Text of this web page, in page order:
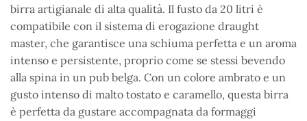
birra artigianale di alta qualità. Il fusto da 20 litri è
compatibile con il sistema di erogazione draught
master, che garantisce una schiuma perfetta e un aroma
intenso e persistente, proprio come se stessi bevendo
alla spina in un pub belga. Con un colore ambrato e un
gusto intenso di malto tostato e caramello, questa birra
è perfetta da gustare accompagnata da formaggi